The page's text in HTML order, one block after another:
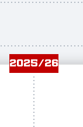
2025/26